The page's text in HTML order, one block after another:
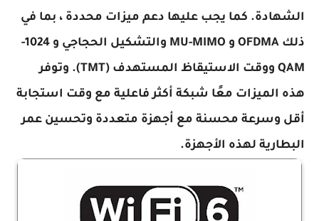
الشهادة. كما يجب عليها دعم ميزات محددة ، بما في
ذلك OFDMA و MU-MIMO والتشكيل الحجاجي و 1024-
QAM ووقت الاستيقاظ المستهدف (TMT). وتوفر
هذه الميزات معًا شبكة أكثر فاعلية مع وقت استجابة
أقل وسرعة محسنة مع أجهزة متعددة وتحسين عمر
البطارية لهذه الأجهزة.